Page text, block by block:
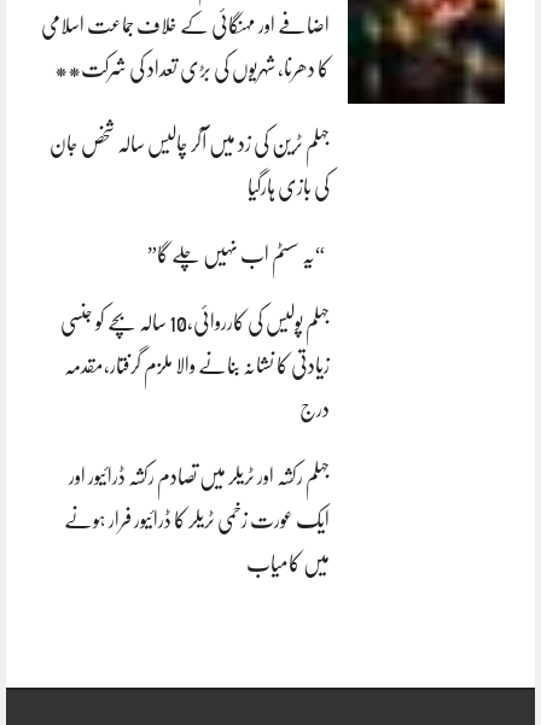
اضافے اور مہنگائی کے خلاف جماعت اسلامی
کا دھرنا، شہریوں کی بڑی تعداد کی شرکت**
جہلم ٹرین کی زد میں آکر چالیس سالہ شخص جان
کی بازی ہارگیا
“یہ سسٹم اب نہیں چلے گا”
جہلم پولیس کی کارروائی،10 سالہ بچے کو جنسی
زیادتی کا نشانہ بنانے والا ملزم گرفتار،مقدمہ
درج
جہلم رکشہ اور ٹریلر میں تصادم رکشہ ڈرائیور اور
ایک عورت زخمی ٹریلر کا ڈرائیور فرار ہونے
میں کامیاب